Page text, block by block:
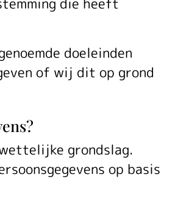
doeleinden
of wij dit op grond
grondslag.
op basis